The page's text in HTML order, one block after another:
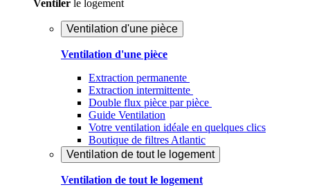
Ventiler le logement
Ventilation d'une pièce
Ventilation d'une pièce
Extraction permanente
Extraction intermittente
Double flux pièce par pièce
Guide Ventilation
Votre ventilation idéale en quelques clics
Boutique de filtres Atlantic
Ventilation de tout le logement
Ventilation de tout le logement